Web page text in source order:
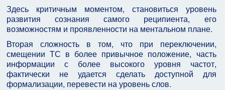
Здесь критичным моментом, становиться уровень
развития сознания самого реципиента, его
возможностям и проявленности на ментальном плане.
Вторая сложность в том, что при переключении,
смещении ТС в более привычное положение, часть
информации с более высокого уровня частот,
фактически не удается сделать доступной для
формализации, перевести на уровень слов.